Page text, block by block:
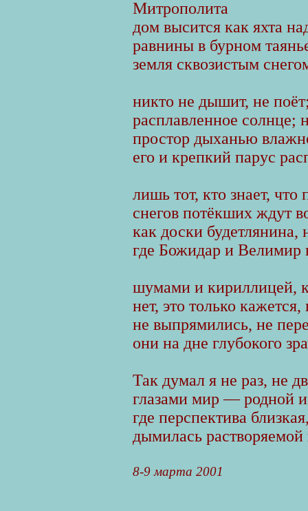
Митрополита
дом высится как яхта
равнины в бурном
земля сквозистым
никто не дышит, не
расплавленное солнце;
простор дыханью
его и крепкий парус
лишь тот, кто знает,
снегов потёкших ждут
как доски будетлянина,
где Божидар и Велимир
шумами и кириллицей,
нет, это только кажется,
не выпрямились, не
они на дне глубокого
Так думал я не раз, не
глазами мир — родной
где перспектива
дымилась
8-9 марта 2001